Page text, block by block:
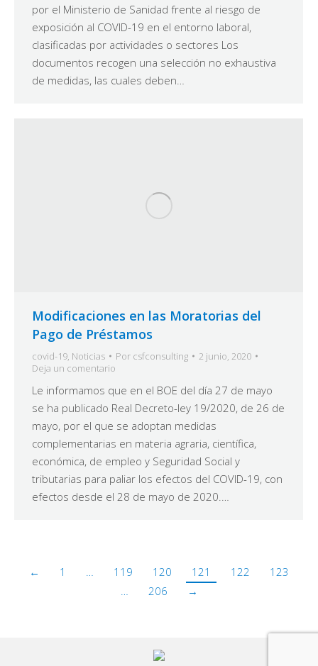
por el Ministerio de Sanidad frente al riesgo de
exposición al COVID-19 en el entorno laboral,
clasificadas por actividades o sectores Los
documentos recogen una selección no exhaustiva
de medidas, las cuales deben…
Modificaciones en las Moratorias del
Pago de Préstamos
covid-19, Noticias Por csfconsulting
2 junio, 2020
Deja un comentario
Le informamos que en el BOE del día 27 de mayo
se ha publicado Real Decreto-ley 19/2020, de 26 de
mayo, por el que se adoptan medidas
complementarias en materia agraria, científica,
económica, de empleo y Seguridad Social y
tributarias para paliar los efectos del COVID-19, con
efectos desde el 28 de mayo de 2020.…
← 1 … 119 120 121 122
123
…
206 →